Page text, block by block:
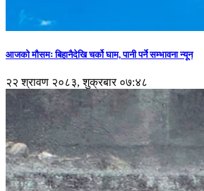
आजको मौसमः बिहानैदेखि चर्को घाम, पानी पर्ने सम्भावना न्यून
२२ श्रावण २०८३, शुक्रबार ०७:४८